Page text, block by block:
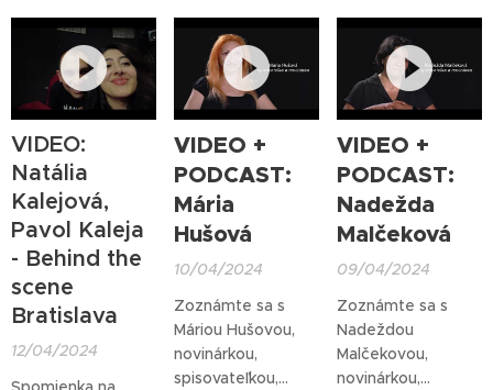
dokumentárneho
filmu na stretnutie
v čare zasneženej
beskydskej prírody,
v malebných
Malenoviciach v
Českej republike.
má na Tik-Toku
svoj kanál Rovnaký
Meter s viac ako
165 300
sledovateľmi.
textárkou, ktorá
má veľmi úspešný
podcast s vysokou
sledovanosťou OFF
RECORD, ktorý
pripravuje pre
www.koktejl.sk.
VIDEO:
Natália
Kalejová,
Pavol Kaleja
- Behind the
scene
Bratislava
12/04/2024
VIDEO +
PODCAST:
Mária
Hušová
10/04/2024
Zoznámte sa s
Máriou Hušovou,
novinárkou,
spisovateľkou,
VIDEO +
PODCAST:
Nadežda
Malčeková
09/04/2024
Zoznámte sa s
Nadeždou
Malčekovou,
novinárkou,